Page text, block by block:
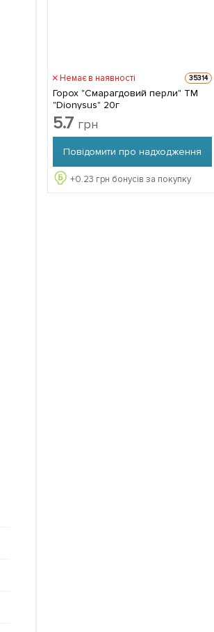
Немає в наявності 35314
Горох "Смарагдовий перли" ТМ
"Dionysus" 20г
5.7 грн
Повідомити про надходження
+0.23 грн бонусів за покупку